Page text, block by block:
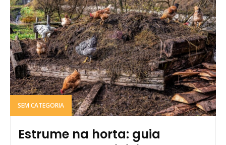
SEM CATEGORIA
Estrume na horta: guia